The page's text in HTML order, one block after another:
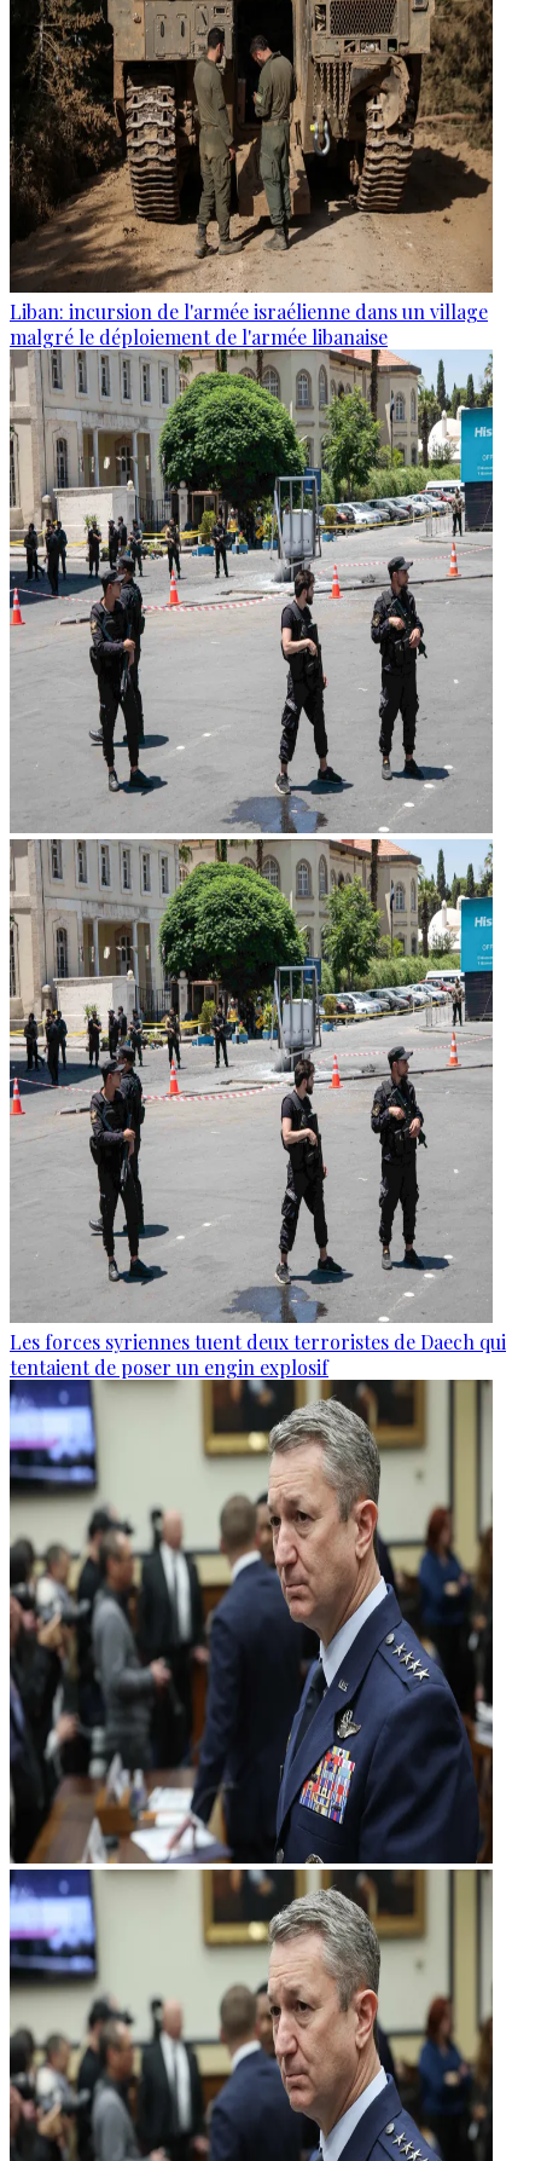
Liban: incursion de l'armée israélienne dans un village
malgré le déploiement de l'armée libanaise
Les forces syriennes tuent deux terroristes de Daech qui
tentaient de poser un engin explosif